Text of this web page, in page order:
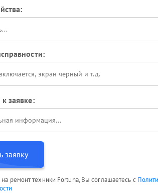
заявке:
заявку
на ремонт техники Fortuna, Вы соглашаетесь с